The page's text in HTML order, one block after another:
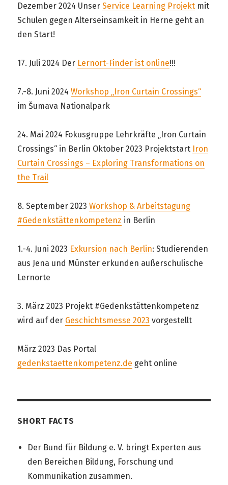
Dezember 2024 UnserService Learning Projekt mit
Schulen gegen Alterseinsamkeit in Herne geht an
den Start!
17. Juli 2024 Der Lernort-Finder ist online!!!
7.-8. Juni 2024Workshop „Iron Curtain Crossings“
im Šumava Nationalpark
24. Mai 2024 Fokusgruppe Lehrkräfte „Iron Curtain
Crossings“ in Berlin Oktober 2023 Projektstart Iron
Curtain Crossings – Exploring Transformations on
the Trail
8. September 2023Workshop & Arbeitstagung
#Gedenkstättenkompetenz in Berlin
1.-4. Juni 2023 Exkursion nach Berlin: Studierenden
aus Jena und Münster erkunden außerschulische
Lernorte
3. März 2023 Projekt #Gedenkstättenkompetenz
wird auf der Geschichtsmesse 2023 vorgestellt
März 2023 Das Portal
gedenkstaettenkompetenz.de geht online
SHORT FACTS
Der Bund für Bildung e. V. bringt Experten aus
den Bereichen Bildung, Forschung und
Kommunikation zusammen.